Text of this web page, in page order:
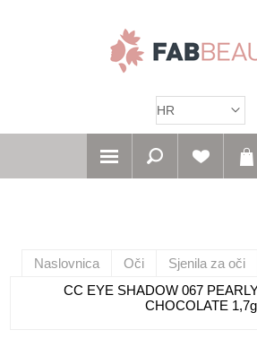
Naslovnica Oči Sjenila za oči
CC EYE SHADOW 067
CHOCOLATE 1,7g